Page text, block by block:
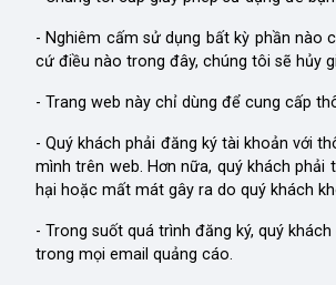
- Nghiêm cấm sử dụng bất kỳ phần nào
cứ điều nào trong đây, chúng tôi sẽ hủy
- Trang web này chỉ dùng để cung cấp
- Quý khách phải đăng ký tài khoản với
mình trên web. Hơn nữa, quý khách
hại hoặc mất mát gây ra do quý khách
- Trong suốt quá trình đăng ký, quý
trong mọi email quảng cáo.